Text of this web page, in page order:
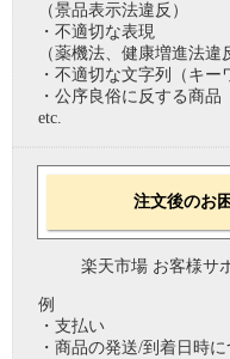
（景品表示法違反）
・不適切な表現
（薬機法、健康増進法違
・不適切な文字列（キー
・公序良俗に反する商品
etc.
注文後のお
楽天市場 お客様サ
例
・支払い
・商品の発送/到着日時に